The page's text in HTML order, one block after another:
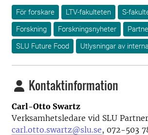
För forskare LTV-fakulteten
S-
Forskning
Forskningsnyheter
SLU Future Food
Utlysningar av
Kontaktinformation
Carl-Otto Swartz
Verksamhetsledare vid SLU
carl.otto.swartz@slu.se, 072-503